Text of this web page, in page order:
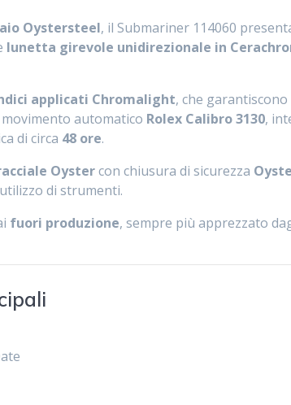
Oystersteel, il Submariner 114060
lunetta girevole unidirezionale in
applicati Chromalight, che
automatico Rolex Calibro 3130,
di circa 48 ore.
Oystercon chiusura di sicurezza
di strumenti.
fuori produzione, sempre più apprezzato